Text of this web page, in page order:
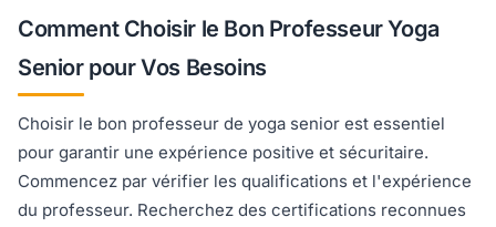
Comment Choisir le Bon Professeur Yoga
Senior pour Vos Besoins
Choisir le bon professeur de yoga senior est essentiel
pour garantir une expérience positive et sécuritaire.
Commencez par vérifier les qualifications et l'expérience
du professeur. Recherchez des certifications reconnues